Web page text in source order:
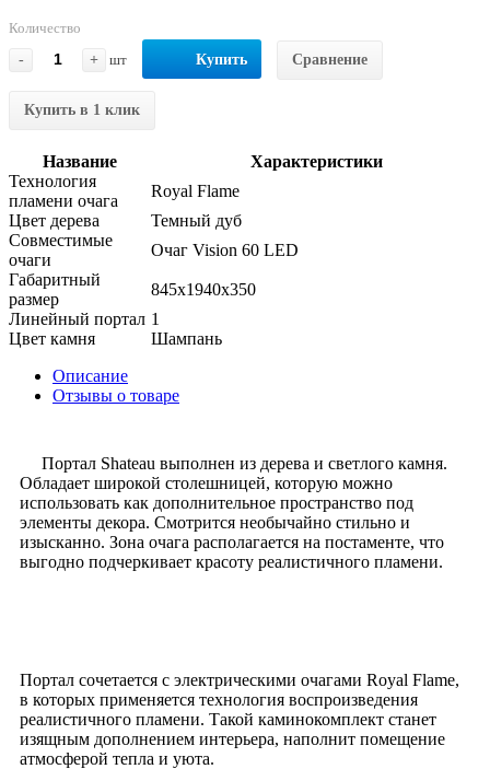
Количество
-
+ шт Купить Сравнение
Купить в 1 клик
Название
Характеристики
Технология
пламени очага
Royal Flame
Цвет дерева
Темный дуб
Совместимые
очаги
Очаг Vision 60 LED
Габаритный
размер
845x1940x350
Линейный портал 1
Цвет камня
Шампань
Описание
Отзывы о товаре
Портал Shateau выполнен из дерева и светлого камня.
Обладает широкой столешницей, которую можно
использовать как дополнительное пространство под
элементы декора. Смотрится необычайно стильно и
изысканно. Зона очага располагается на постаменте, что
выгодно подчеркивает красоту реалистичного пламени.
Портал сочетается с электрическими очагами Royal Flame,
в которых применяется технология воспроизведения
реалистичного пламени. Такой каминокомплект станет
изящным дополнением интерьера, наполнит помещение
атмосферой тепла и уюта.